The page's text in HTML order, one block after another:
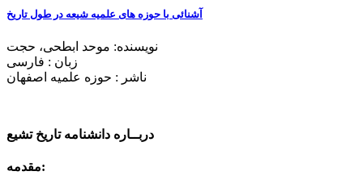
آشنائی با حوزه های علمیه شیعه در طول تاریخ
نویسنده: موحد ابطحی، حجت
زبان : فارسی
ناشر : حوزه علميه اصفهان
دربــاره دانشنامه تاریخ تشیع
مقدمه: